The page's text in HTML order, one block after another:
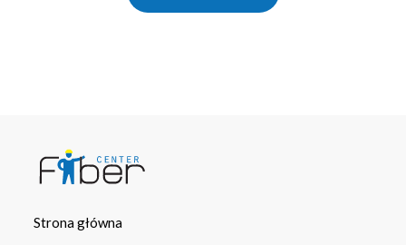
Strona główna